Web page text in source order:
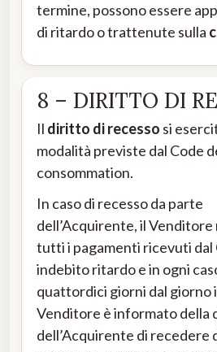
termine, possono essere
di ritardo o trattenute sulla
8 – DIRITTO DI
Il diritto di recesso si
modalità previste dal Code
consommation.
In caso di recesso da parte
dell’Acquirente, il Venditore
tutti i pagamenti ricevuti dal
indebito ritardo e in ogni
quattordici giorni dal giorno
Venditore è informato della
dell’Acquirente di recedere